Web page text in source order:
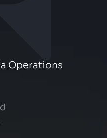
Operations